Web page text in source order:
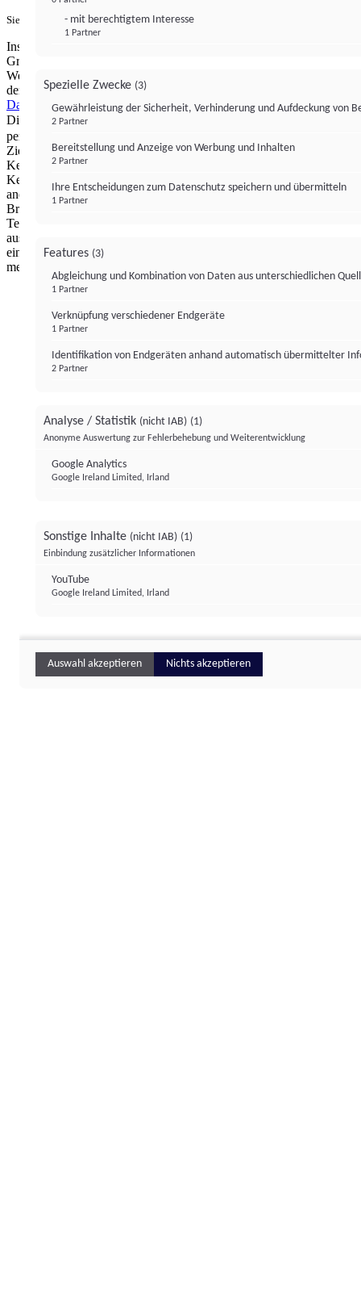
Sie haben ein PUR-Abo?Hier anmelden.
Institutional Money mit Werbung: Wir nutzen aus wirtschaftlichen
Gründen die Möglichkeit, unsere Webseite Dritten als digitalen
Werbeplatz zur Verfügung zu stellen. Über Verarbeitungen, die in
der Verantwortung von uns liegen, können Sie sich in unserer
Datenschutzerklärungnäher informieren.Zur Bereitstellung unserer
Dienste nutzen wir Technologien von
personalisierte Werbung, Messung von Werbeleistung und
Zielgruppenforschung. Cookies, Endgeräte- oder ähnliche Online-
Kennungen (z. B. login-basierte Kennungen, zufällig generierte
Kennungen, netzwerkbasierte Kennungen) können zusammen mit
anderen Informationen (z. B. Browsertyp und
Browserinformationen, Sprache, Bildschirmgröße, unterstützte
Technologien usw.) auf Ihrem Endgerät gespeichert oder von dort
ausgelesen werden, um es jedes Mal wiederzuerkennen, wenn es
eine App oder einer Webseite aufruft. Dies geschieht für einen oder
mehrere der hier aufgeführten Verarbeitungszwecke.
- mit berechtigtem Interesse
1 Partner
Spezielle Zwecke (3)
Gewährleistung der Sicherheit, Verhinderung und Aufdeckung von
2 Partner
Bereitstellung und Anzeige von Werbung und Inhalten
2 Partner
Ihre Entscheidungen zum Datenschutz speichern und übermitteln
1 Partner
Features (3)
Abgleichung und Kombination von Daten aus unterschiedlichen
1 Partner
Verknüpfung verschiedener Endgeräte
1 Partner
Identifikation von Endgeräten anhand automatisch übermittelter
2 Partner
Analyse / Statistik (nicht IAB) (1)
Anonyme Auswertung zur Fehlerbehebung und Weiterentwicklung
Google Analytics
Google Ireland Limited, Irland
Sonstige Inhalte (nicht IAB) (1)
Einbindung zusätzlicher Informationen
YouTube
Google Ireland Limited, Irland
Auswahl akzeptieren Nichts akzeptieren
Institutional Money
ImpressumDatenschutzerklärung